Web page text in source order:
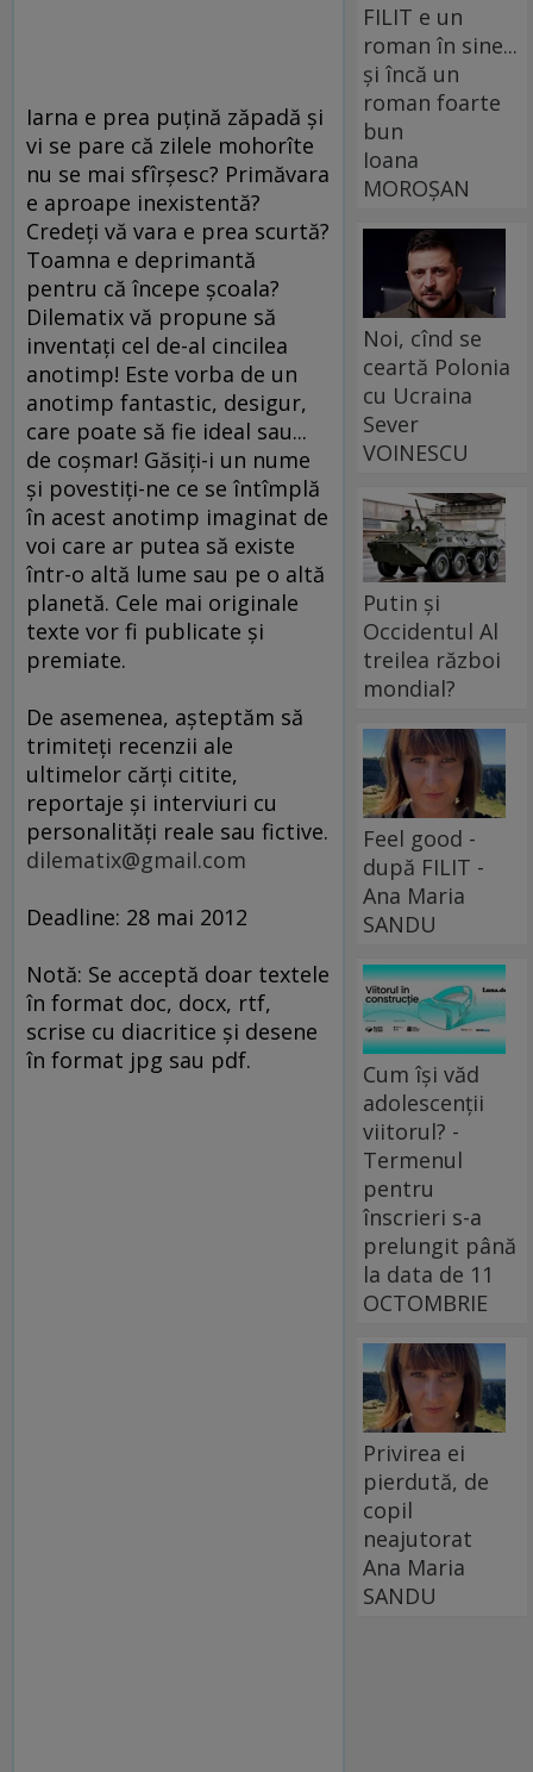
Iarna e prea puţină zăpadă şi
vi se pare că zilele mohorîte
nu se mai sfîrşesc? Primăvara
e aproape inexistentă?
Credeţi vă vara e prea scurtă?
Toamna e deprimantă
pentru că începe şcoala?
Dilematix vă propune să
inventaţi cel de-al cincilea
anotimp! Este vorba de un
anotimp fantastic, desigur,
care poate să fie ideal sau...
de coşmar! Găsiţi-i un nume
şi povestiţi-ne ce se întîmplă
în acest anotimp imaginat de
voi care ar putea să existe
într-o altă lume sau pe o altă
planetă. Cele mai originale
texte vor fi publicate şi
premiate.
De asemenea, aşteptăm să
trimiteţi recenzii ale
ultimelor cărţi citite,
reportaje şi interviuri cu
personalităţi reale sau fictive.
dilematix@gmail.com
Deadline: 28 mai 2012
Notă: Se acceptă doar textele
în format doc, docx, rtf,
scrise cu diacritice şi desene
în format jpg sau pdf.
FILIT e un
roman în sine...
și încă un
roman foarte
bun
Ioana
MOROȘAN
Noi, cînd se
ceartă Polonia
cu Ucraina
Sever
VOINESCU
Putin și
Occidentul Al
treilea război
mondial?
Feel good -
după FILIT -
Ana Maria
SANDU
Cum își văd
adolescenții
viitorul? -
Termenul
pentru
înscrieri s-a
prelungit până
la data de 11
OCTOMBRIE
Privirea ei
pierdută, de
copil
neajutorat
Ana Maria
SANDU